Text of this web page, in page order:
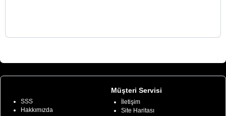
SSS
Hakkımızda
Müşteri Servisi
İletişim
Site Haritası